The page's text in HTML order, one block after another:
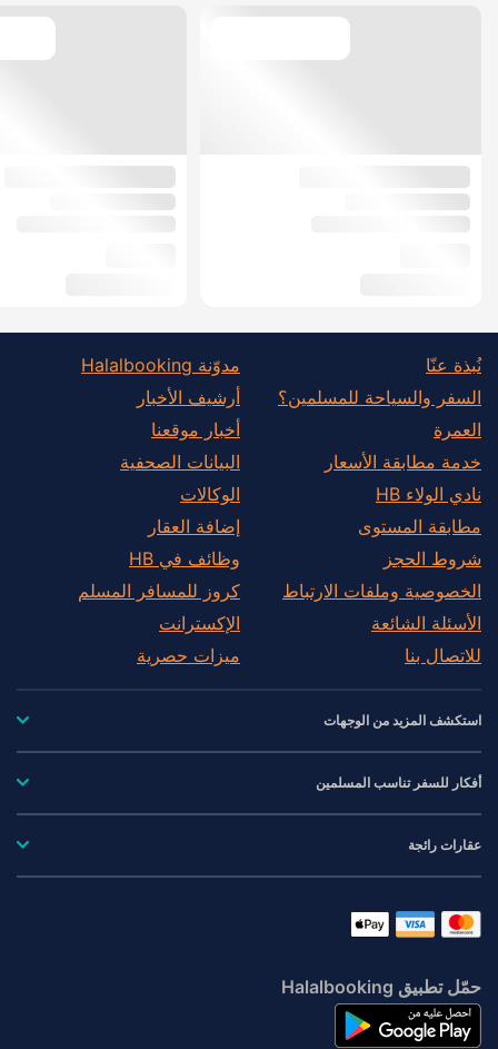
نُبذة عنّا
السفر والسياحة للمسلمين؟
العمرة
خدمة مطابقة الأسعار
نادي الولاء HB
مطابقة المستوى
شروط الحجز
الخصوصية وملفات الارتباط
الأسئلة الشائعة
للاتصال بنا
مدوّنة Halalbooking
أرشيف الأخبار
أخبار موقعنا
البيانات الصحفية
الوكالات
إضافة العقار
وظائف في HB
كروز للمسافر المسلم
الإكسترانت
ميزات حصرية
استكشف المزيد من الوجهات
أفكار للسفر تناسب المسلمين
عقارات رائجة
حمّل تطبيق Halalbooking